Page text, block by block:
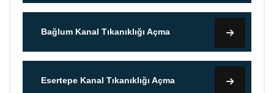
Bağlum Kanal Tıkanıklığı Açma
Esertepe Kanal Tıkanıklığı Açma